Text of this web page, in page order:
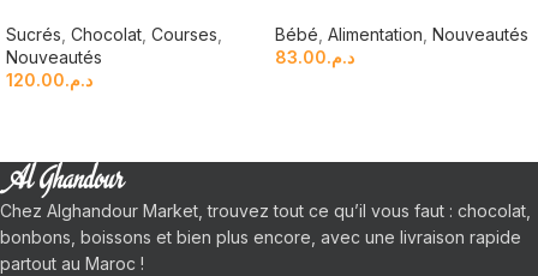
Sucrés Chocolat Courses
Nouveautés
د.م.120.00
Bébé Alimentation Nouveautés
د.م.83.00
Chez Alghandour Market, trouvez tout ce qu’il vous faut : chocolat,
bonbons, boissons et bien plus encore, avec une livraison rapide
partout au Maroc !